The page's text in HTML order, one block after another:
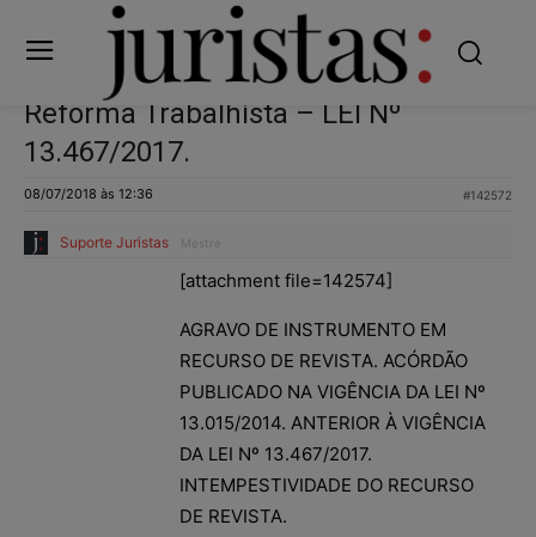
Reforma Trabalhista – LEI Nº
13.467/2017.
08/07/2018 às 12:36 #142572
Suporte Juristas Mestre
[attachment file=142574]
AGRAVO DE INSTRUMENTO EM
RECURSO DE REVISTA. ACÓRDÃO
PUBLICADO NA VIGÊNCIA DA LEI Nº
13.015/2014. ANTERIOR À VIGÊNCIA
DA LEI Nº 13.467/2017.
INTEMPESTIVIDADE DO RECURSO
DE REVISTA.